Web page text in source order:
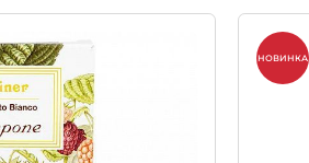
НОВИНКА